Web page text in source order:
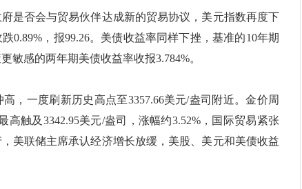
否会与贸易伙伴达成新的贸易协议，美元指数再度下
0.89%，报99.26。美债收益率同样下挫，基准的10年期
敏感的两年期美债收益率收报3.784%。
一度刷新历史高点至3357.66美元/盎司附近。金价周
高触及3342.95美元/盎司，涨幅约3.52%，国际贸易紧张
美联储主席承认经济增长放缓，美股、美元和美债收益